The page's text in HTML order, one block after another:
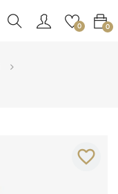
0 0
favorite_border